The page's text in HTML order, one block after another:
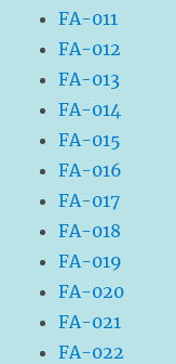
FA-011
FA-012
FA-013
FA-014
FA-015
FA-016
FA-017
FA-018
FA-019
FA-020
FA-021
FA-022